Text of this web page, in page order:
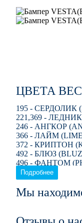
ЦВЕТА
195 - СЕРДОЛИК
221,369 -
246 - АНГКОР
366 - ЛАЙМ (LIME)
372 - КРИПТОН
492 - БЛЮЗ
496 - ФАНТОМ
608 - ПЛУТОН
676 - ЧЕРНАЯ
691 - ПЛАТИНА
247 - КАРФАГЕН
616 - ТАЙФУН
Подробнее
Мы